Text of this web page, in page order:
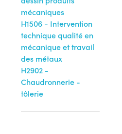
mécaniques
H1506 - Intervention
technique qualité en
mécanique et travail
des métaux
H2902 -
Chaudronnerie -
tôlerie